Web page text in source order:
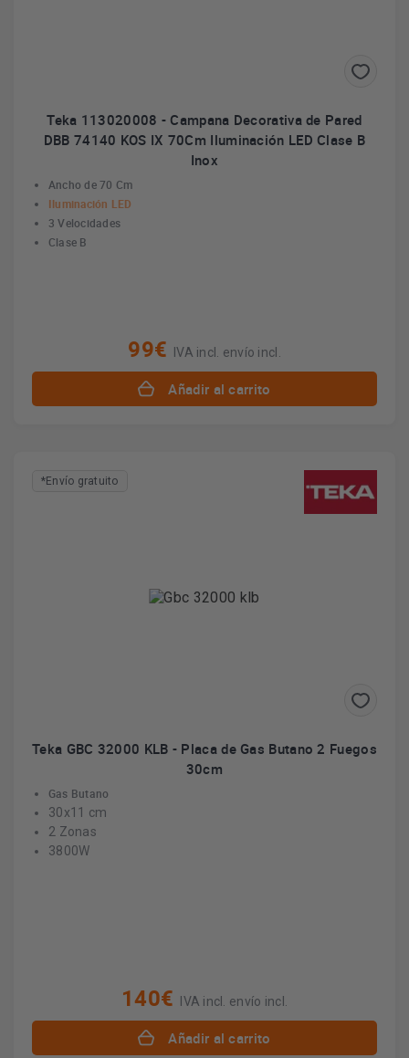
Teka 113020008 - Campana Decorativa de Pared
DBB 74140 KOS IX 70Cm Iluminación LED Clase B
Inox
Ancho de 70 Cm
Iluminación LED
3 Velocidades
Clase B
99€ IVA incl. envío incl.
Añadir al carrito
*Envío gratuito
Teka GBC 32000 KLB - Placa de Gas Butano 2 Fuegos
30cm
Gas Butano
30x11 cm
2 Zonas
3800W
140€ IVA incl. envío incl.
Añadir al carrito